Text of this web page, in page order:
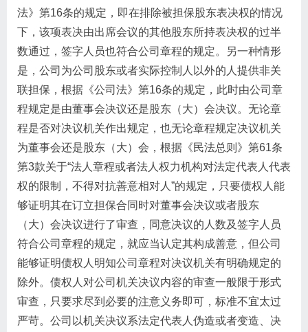
法》第16条的规定，即在排除被担保股东表决权的情况
下，该项表决由出席会议的其他股东所持表决权的过半
数通过，签字人员也符合公司章程的规定。另一种情形
是，公司为公司股东或者实际控制人以外的人提供非关
联担保，根据《公司法》第16条的规定，此时由公司章
程规定是由董事会决议还是股东（大）会决议。无论章
程是否对决议机关作出规定，也无论章程规定决议机关
为董事会还是股东（大）会，根据《民法总则》第61条
第3款关于“法人章程或者法人权力机构对法定代表人代表
权的限制，不得对抗善意相对人”的规定，只要债权人能
够证明其在订立担保合同时对董事会决议或者股东
（大）会决议进行了审查，同意决议的人数及签字人员
符合公司章程的规定，就应当认定其构成善意，但公司
能够证明债权人明知公司章程对决议机关有明确规定的
除外。债权人对公司机关决议内容的审查一般限于形式
审查，只要求尽到必要的注意义务即可，标准不宜太过
严苛。公司以机关决议系法定代表人伪造或者变造、决